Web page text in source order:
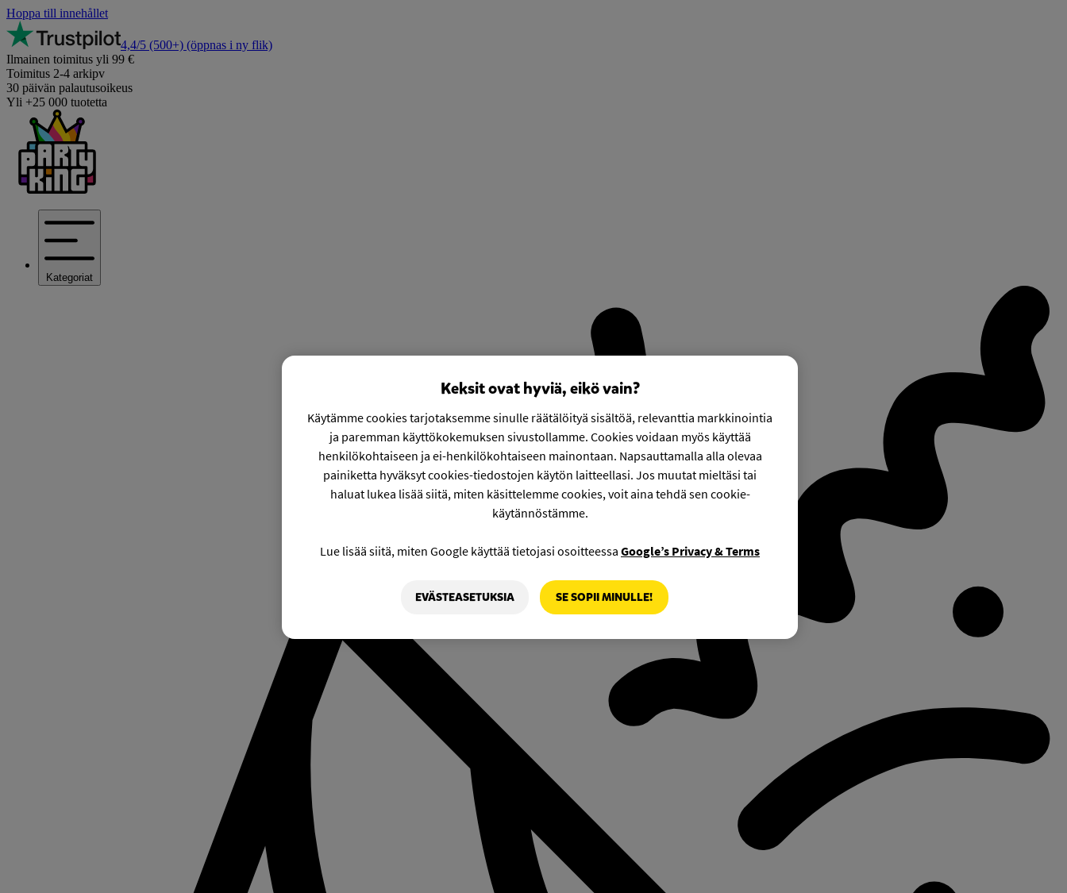
Hoppa till innehållet
4,4/5 (500+) (öppnas i ny flik)
Ilmainen toimitus yli 99 €
Toimitus 2-4 arkipv
30 päivän palautusoikeus
Yli +25 000 tuotetta
Kategoriat
Keksit ovat hyviä, eikö vain?
Käytämme cookies tarjotaksemme sinulle räätälöityä sisältöä, relevanttia markkinointia
ja paremman käyttökokemuksen sivustollamme. Cookies voidaan myös käyttää
henkilökohtaiseen ja ei-henkilökohtaiseen mainontaan. Napsauttamalla alla olevaa
painiketta hyväksyt cookies-tiedostojen käytön laitteellasi. Jos muutat mieltäsi tai
haluat lukea lisää siitä, miten käsittelemme cookies, voit aina tehdä sen cookie-
käytännöstämme.
Lue lisää siitä, miten Google käyttää tietojasi osoitteessa Google’s Privacy & Terms
EVÄSTEASETUKSIA SE SOPII MINULLE!